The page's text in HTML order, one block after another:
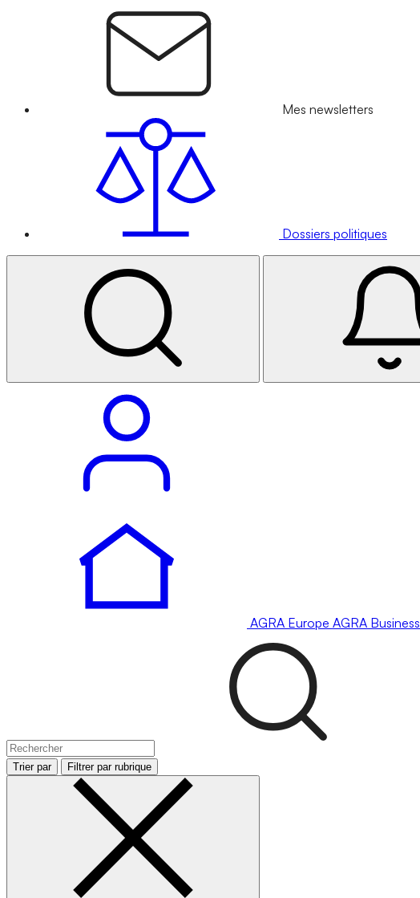
Mes newsletters
Dossiers politiques
AGRA Europe AGRA Business
Trier par Filtrer par rubrique